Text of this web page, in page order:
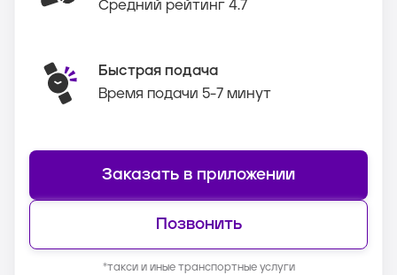
Средний рейтинг 4.7
Быстрая подача
Время подачи 5-7 минут
Заказать в приложении
Позвонить
*такси и иные транспортные услуги